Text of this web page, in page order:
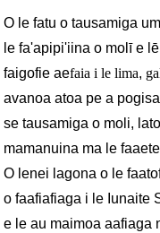
O le fatu o tausamiga
le fa'apipi'iina o molī e
faigofie aefaia i le lima,
avanoa atoa pe a
se tausamiga o moli,
mamanuina ma le
O lenei lagona o le
o faafiafiaga i le Iunaite
e le au maimoa aafiaga